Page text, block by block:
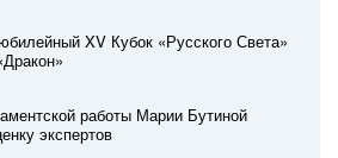
XV Кубок «Русского Света»
работы Марии Бутиной
экспертов